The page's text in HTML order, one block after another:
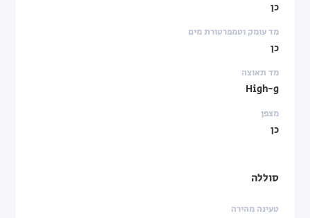
כן
מד עומק וטמפרטורת מים
כן
מד תאוצה
High-g
מצפן
כן
סוללה
טעינה מהירה